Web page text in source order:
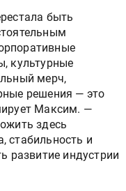
быть
культурные
мерч,
решения — это
Максим. —
здесь
стабильность и
развитие индустрии